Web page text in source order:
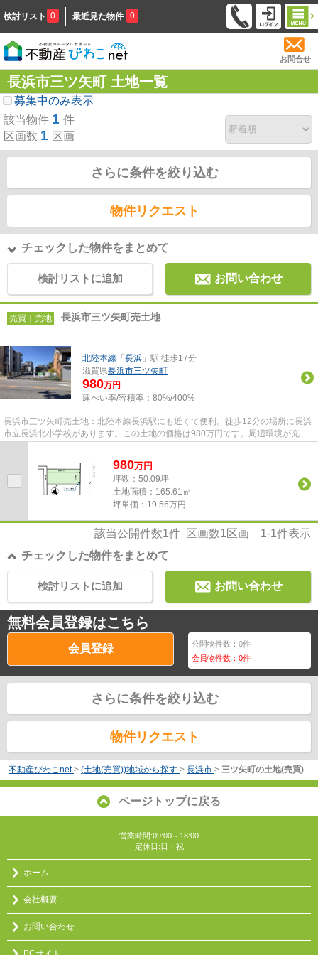
検討リスト 0 最近見た物件 0
お問合せ
長浜市三ツ矢町 土地一覧
募集中のみ表示
該当物件 1 件
区画数 1 区画
さらに条件を絞り込む
物件リクエスト
チェックした物件をまとめて
検討リストに追加 お問い合わせ
売買｜売地 長浜市三ツ矢町売土地
北陸本線 「 長浜 」駅 徒歩17分
滋賀県長浜市三ツ矢町
980万円
建ぺい率/容積率： 80%/400%
長浜市三ツ矢町売土地：北陸本線長浜駅にも近くて便利。徒歩12分の場所に長浜
市立長浜北小学校があります。この土地の価格は980万円です。周辺環境が充実
980万円
坪数：50.09坪
土地面積：165.61㎡
坪単価：19.56万円
該当公開件数1件 区画数1区画 1-1件表示
チェックした物件をまとめて
お問い合わせ
検討リストに追加
無料会員登録はこちら
会員登録 公開物件数：0件
会員物件数：0件
さらに条件を絞り込む
物件リクエスト
不動産びわこnet > (土地(売買))地域から探す > 長浜市 > 三ツ矢町の土地(売買)
ページトップに戻る
営業時間:09:00～18:00
定休日:日・祝
ホーム
会社概要
お問い合わせ